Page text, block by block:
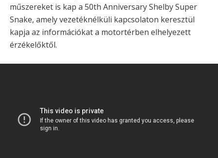
műszereket is kap a 50th Anniversary Shelby Super
Snake, amely vezetéknélküli kapcsolaton keresztül
kapja az információkat a motortérben elhelyezett
érzékelőktől.